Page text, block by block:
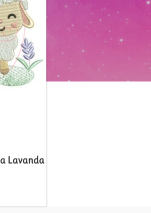
Lavanda